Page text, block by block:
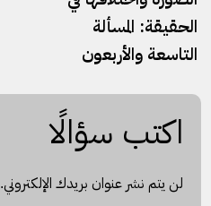
الحقيقة: المسألة
التاسعة والأربعون
اكتب سؤالًا
لن يتم نشر عنوان بريدك الإلكتروني.